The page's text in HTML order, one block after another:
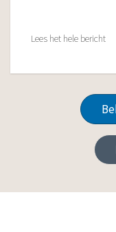
Lees het hele bericht